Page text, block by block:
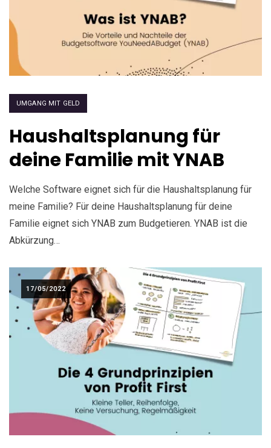
UMGANG MIT GELD
Haushaltsplanung für
deine Familie mit YNAB
Welche Software eignet sich für die Haushaltsplanung für
meine Familie? Für deine Haushaltsplanung für deine
Familie eignet sich YNAB zum Budgetieren. YNAB ist die
Abkürzung…
17/05/2022